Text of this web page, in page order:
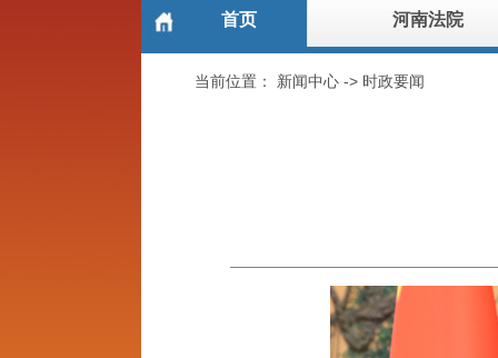
首页 河南法院
当前位置： 新闻中心 -> 时政要闻